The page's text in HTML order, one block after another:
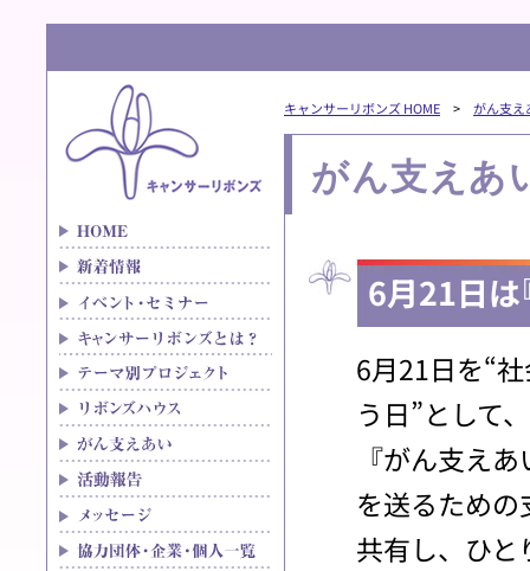
キャンサーリボンズ HOME > がん支え
がん支えあ
6月21日は
6月21日を“
う日”として
『がん支え
を送るため
共有し、ひ